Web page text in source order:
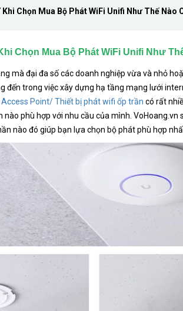
Khi Chọn Mua Bộ Phát WiFi Unifi Như Thế Nào
Chọn Mua Bộ Phát WiFi Unifi Như
mà đại đa số các doanh nghiệp vừa và nhỏ
đến trong việc xây dựng hạ tầng mạng lưới
Access Point/ Thiết bị phát wifi ốp trần có rất
phù hợp với nhu cầu của mình.
nào đó giúp bạn lựa chọn bộ phát phù hợp